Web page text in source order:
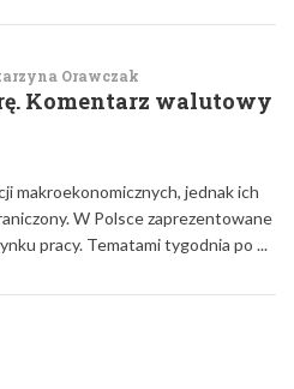
Orawczak
Komentarz walutowy
makroekonomicznych, jednak ich
W Polsce zaprezentowane
pracy. Tematami tygodnia po ...